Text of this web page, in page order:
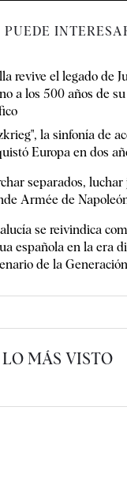
PUEDE
revive el legado de
a los 500 años de
la sinfonía de
Europa en dos
separados,
Armée de
se reivindica
española en la era
de la
LO MÁS VISTO